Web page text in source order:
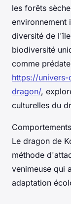
les forêts
environnement
diversité de
biodiversité
comme
https://
dragon/,
culturelles du
Le dragon de
méthode
venimeuse qui
adaptation